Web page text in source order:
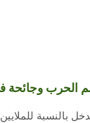
الحرب وجائحة
بالنسبة